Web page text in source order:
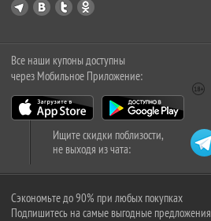
Все наши купоны доступны
через Мобильное Приложение:
Ищите скидки поблизости,
не выходя из чата:
Сэкономьте до 90% при любых покупках
Подпишитесь на самые выгодные предложения